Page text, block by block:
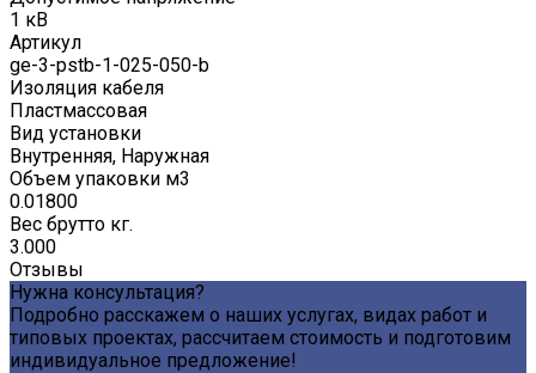
1 кВ
Артикул
ge-3-pstb-1-025-050-b
Изоляция кабеля
Пластмассовая
Вид установки
Внутренняя, Наружная
Объем упаковки м3
0.01800
Вес брутто кг.
3.000
Отзывы
Нужна консультация?
Подробно расскажем о наших услугах, видах работ и
типовых проектах, рассчитаем стоимость и подготовим
индивидуальное предложение!